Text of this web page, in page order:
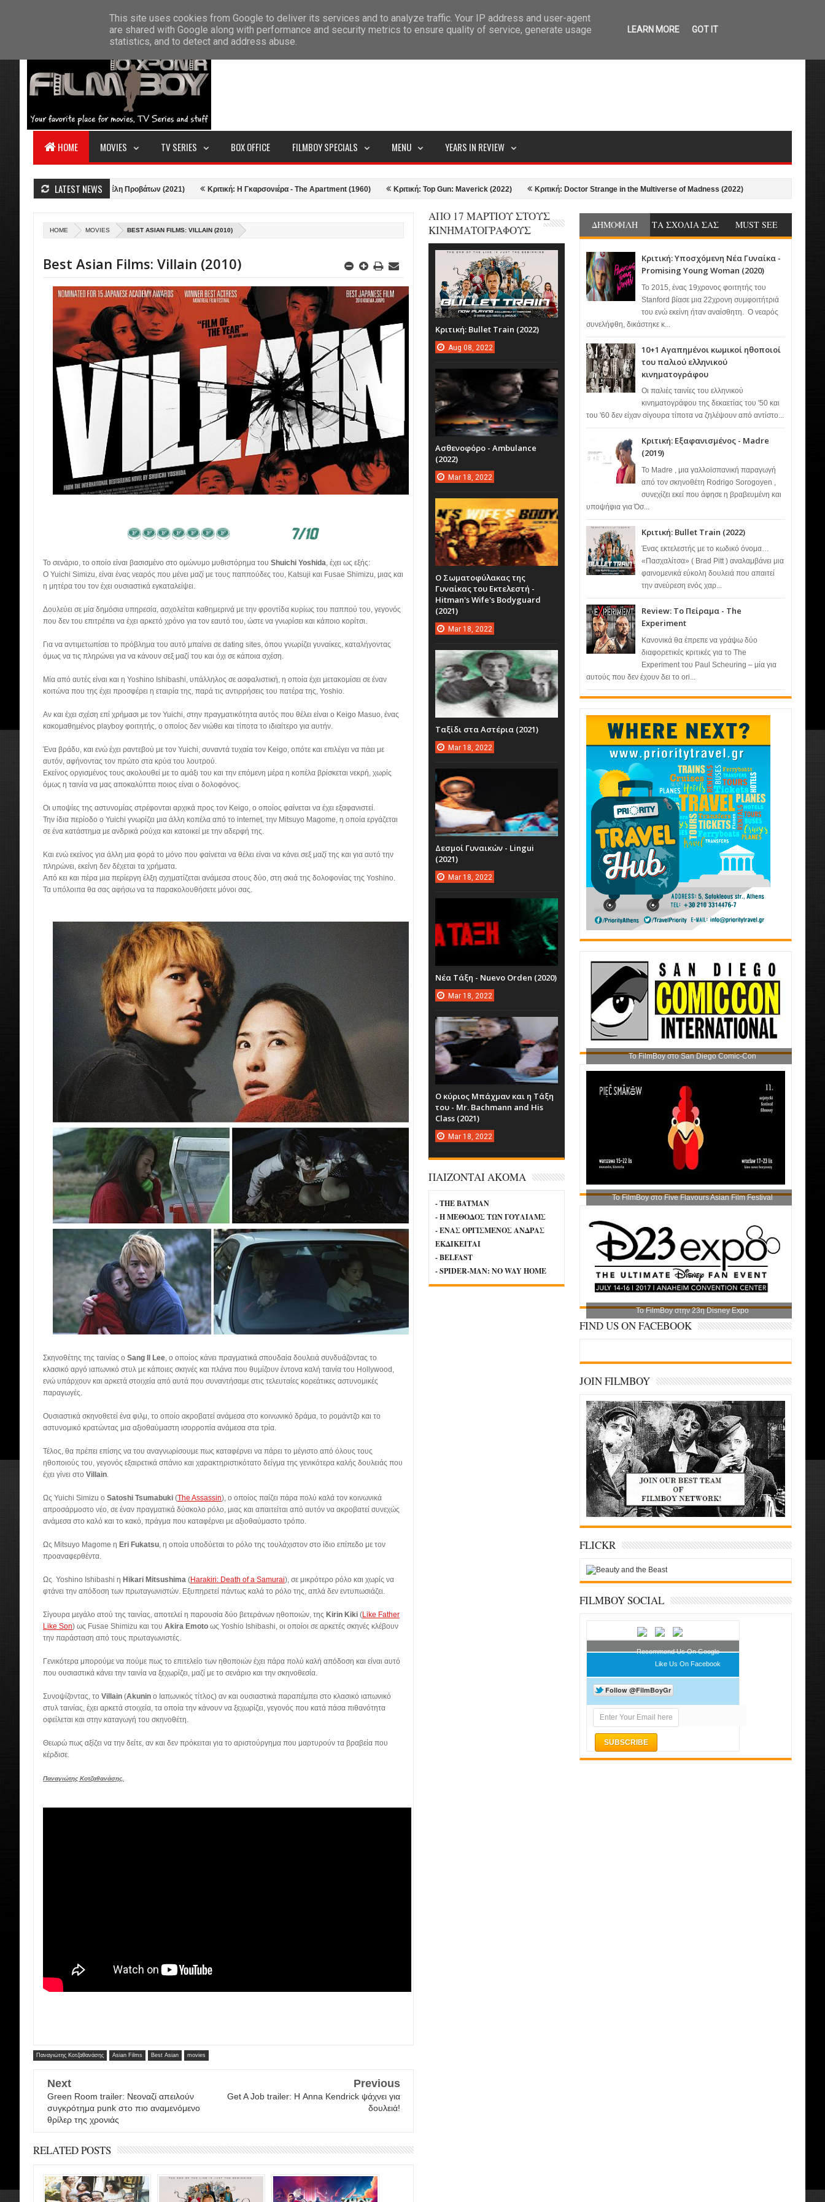
HOME ABOUT US CONTACT SITEMAP
HOME MOVIES TV SERIES BOX OFFICE FILMBOY SPECIALS MENU YEARS IN REVIEW
LATEST NEWS
Κριτική: Αγέλη Προβάτων (2021) Κριτική: Η Γκαρσονιέρα - The Apartment (1960) Κριτική: Top Gun: Maverick (2022) Κριτική: Doctor Strange in the Multiverse of Madness (2022) Κριτική: Ο Άνθρωπος απ'
HOME MOVIES BEST ASIAN FILMS: VILLAIN (2010)
Best Asian Films: Villain (2010)
To σενάριο, το οποίο είναι βασισμένο στο ομώνυμο μυθιστόρημα του Shuichi Yoshida, έχει ως εξής:
O Yuichi Simizu, είναι ένας νεαρός που μένει μαζί με τους παππούδες του, Katsuji και Fusae Shimizu, μιας και
η μητέρα του τον έχει ουσιαστικά εγκαταλείψει.
Δουλεύει σε μία δημόσια υπηρεσία, ασχολείται καθημερινά με την φροντίδα κυρίως του παππού του, γεγονός
που δεν του επιτρέπει να έχει αρκετό χρόνο για τον εαυτό του, ώστε να γνωρίσει και κάποιο κορίτσι.
Για να αντιμετωπίσει το πρόβλημα του αυτό μπαίνει σε dating sites, όπου γνωρίζει γυναίκες, καταλήγοντας
όμως να τις πληρώνει για να κάνουν σεξ μαζί του και όχι σε κάποια σχέση.
Μία από αυτές είναι και η Yoshino Ishibashi, υπάλληλος σε ασφαλιστική, η οποία έχει μετακομίσει σε έναν
κοιτώνα που της έχει προσφέρει η εταιρία της, παρά τις αντιρρήσεις του πατέρα της, Yoshio.
Αν και έχει σχέση επί χρήμασι με τον Yuichi, στην πραγματικότητα αυτός που θέλει είναι ο Keigo Masuo, ένας
κακομαθημένος playboy φοιτητής, ο οποίος δεν νιώθει και τίποτα το ιδιαίτερο για αυτήν.
Ένα βράδυ, και ενώ έχει ραντεβού με τον Yuichi, συναντά τυχαία τον Keigo, οπότε και επιλέγει να πάει με
αυτόν, αφήνοντας τον πρώτο στα κρύα του λουτρού.
Εκείνος οργισμένος τους ακολουθεί με το αμάξι του και την επόμενη μέρα η κοπέλα βρίσκεται νεκρή, χωρίς
όμως η ταινία να μας αποκαλύπτει ποιος είναι ο δολοφόνος.
Οι υποψίες της αστυνομίας στρέφονται αρχικά προς τον Keigo, ο οποίος φαίνεται να έχει εξαφανιστεί.
Την ίδια περίοδο ο Yuichi γνωρίζει μια άλλη κοπέλα από το internet, την Mitsuyo Magome, η οποία εργάζεται
σε ένα κατάστημα με ανδρικά ρούχα και κατοικεί με την αδερφή της.
Και ενώ εκείνος για άλλη μια φορά το μόνο που φαίνεται να θέλει είναι να κάνει σεξ μαζί της και για αυτό την
πληρώνει, εκείνη δεν δέχεται τα χρήματα.
Από κει και πέρα μια περίεργη έλξη σχηματίζεται ανάμεσα στους δύο, στη σκιά της δολοφονίας της Yoshino.
Τα υπόλοιπα θα σας αφήσω να τα παρακολουθήσετε μόνοι σας.
Σκηνοθέτης της ταινίας ο Sang Il Lee, ο οποίος κάνει πραγματικά σπουδαία δουλειά συνδυάζοντας το
κλασικό αργό ιαπωνικό στυλ με κάποιες σκηνές και πλάνα που θυμίζουν έντονα καλή ταινία του Hollywood,
ενώ υπάρχουν και αρκετά στοιχεία από αυτά που συναντήσαμε στις τελευταίες κορεάτικες αστυνομικές
παραγωγές.
Ουσιαστικά σκηνοθετεί ένα φιλμ, το οποίο ακροβατεί ανάμεσα στο κοινωνικό δράμα, το ρομάντζο και το
αστυνομικό κρατώντας μια αξιοθαύμαστη ισορροπία ανάμεσα στα τρία.
Τέλος, θα πρέπει επίσης να του αναγνωρίσουμε πως καταφέρνει να πάρει το μέγιστο από όλους τους
ηθοποιούς του, γεγονός εξαιρετικά σπάνιο και χαρακτηριστικότατο δείγμα της γενικότερα καλής δουλειάς που
έχει γίνει στο Villain.
Ως Yuichi Simizu ο Satoshi Tsumabuki (The Assassin), ο οποίος παίζει πάρα πολύ καλά τον κοινωνικά
απροσάρμοστο νέο, σε έναν πραγματικά δύσκολο ρόλο, μιας και απαιτείται από αυτόν να ακροβατεί συνεχώς
ανάμεσα στο καλό και το κακό, πράγμα που καταφέρνει με αξιοθαύμαστο τρόπο.
Ως Mitsuyo Magome η Eri Fukatsu, η οποία υποδύεται το ρόλο της τουλάχιστον στο ίδιο επίπεδο με τον
προαναφερθέντα.
Ως Yoshino Ishibashi η Hikari Mitsushima (Harakiri: Death of a Samurai), σε μικρότερο ρόλο και χωρίς να
φτάνει την απόδοση των πρωταγωνιστών. Εξυπηρετεί πάντως καλά το ρόλο της, απλά δεν εντυπωσιάζει.
Σίγουρα μεγάλο ατού της ταινίας, αποτελεί η παρουσία δύο βετεράνων ηθοποιών, της Kirin Kiki (Like Father
Like Son) ως Fusae Shimizu και του Akira Emoto ως Yoshio Ishibashi, οι οποίοι σε αρκετές σκηνές κλέβουν
την παράσταση από τους πρωταγωνιστές.
Γενικότερα μπορούμε να πούμε πως το επιτελείο των ηθοποιών έχει πάρα πολύ καλή απόδοση και είναι αυτό
που ουσιαστικά κάνει την ταινία να ξεχωρίζει, μαζί με το σενάριο και την σκηνοθεσία.
Συνοψίζοντας, το Villain (Akunin ο Ιαπωνικός τίτλος) αν και ουσιαστικά παραπέμπει στο κλασικό ιαπωνικό
στυλ ταινίας, έχει αρκετά στοιχεία, τα οποία την κάνουν να ξεχωρίζει, γεγονός που κατά πάσα πιθανότητα
οφείλεται και στην καταγωγή του σκηνοθέτη.
Θεωρώ πως αξίζει να την δείτε, αν και δεν πρόκειται για το αριστούργημα που μαρτυρούν τα βραβεία που
κέρδισε.
Παναγιώτης Κοτζαθανάσης.
Παναγιώτης Κοτζαθανάσης Asian Films Best Asian movies
Next
Green Room trailer: Νεοναζί απειλούν
συγκρότημα punk στο πιο αναμενόμενο
θρίλερ της χρονιάς
Previous
Get A Job trailer: Η Anna Kendrick ψάχνει για
δουλειά!
RELATED POSTS
ΔΗΜΟΦΙΛΗ ΤΑ ΣΧΟΛΙΑ ΣΑΣ MUST SEE
Κριτική: Υποσχόμενη Νέα Γυναίκα -
Promising Young Woman (2020)
Το 2015, ένας 19χρονος φοιτητής του
Stanford βίασε μια 22χρονη συμφοιτήτριά
του ενώ εκείνη ήταν αναίσθητη. Ο νεαρός
συνελήφθη, δικάστηκε κ...
10+1 Αγαπημένοι κωμικοί ηθοποιοί
του παλιού ελληνικού
κινηματογράφου
Οι παλιές ταινίες του ελληνικού
κινηματογράφου της δεκαετίας του '50 και
του '60 δεν είχαν σίγουρα τίποτα να ζηλέψουν από αντίστο...
Κριτική: Εξαφανισμένος - Madre
(2019)
Το Madre , μια γαλλοϊσπανική παραγωγή
από τον σκηνοθέτη Rodrigo Sorogoyen ,
συνεχίζει εκεί που άφησε η βραβευμένη και
υποψήφια για Όσ...
Κριτική: Bullet Train (2022)
Ένας εκτελεστής με το κωδικό όνομα…
«Πασχαλίτσα» ( Brad Pitt ) αναλαμβάνει μια
φαινομενικά εύκολη δουλειά που απαιτεί
την ανεύρεση ενός χαρ...
Review: Το Πείραμα - The
Experiment
Κανονικά θα έπρεπε να γράψω δύο
διαφορετικές κριτικές για το The
Experiment του Paul Scheuring – μία για
αυτούς που δεν έχουν δει το ori...
Το FilmBoy στο San Diego Comic-Con
Το FilmBoy στο Five Flavours Asian Film Festival
Το FilmBoy στην 23η Disney Expo
FIND US ON FACEBOOK
JOIN FILMBOY
FLICKR
FILMBOY SOCIAL
Recommend Us On Google
Like Us On Facebook
ΑΠΟ 17 ΜΑΡΤΙΟΥ ΣΤΟΥΣ
ΚΙΝΗΜΑΤΟΓΡΑΦΟΥΣ
Κριτική: Bullet Train (2022)
Aug 08, 2022
Ασθενοφόρο - Ambulance
(2022)
Mar 18, 2022
Ο Σωματοφύλακας της
Γυναίκας του Εκτελεστή -
Hitman's Wife's Bodyguard
(2021)
Mar 18, 2022
Ταξίδι στα Αστέρια (2021)
Mar 18, 2022
Δεσμοί Γυναικών - Lingui
(2021)
Mar 18, 2022
Νέα Τάξη - Nuevo Orden (2020)
Mar 18, 2022
Ο κύριος Μπάχμαν και η Τάξη
του - Mr. Bachmann and His
Class (2021)
Mar 18, 2022
ΠΑΙΖΟΝΤΑΙ ΑΚΟΜΑ
- THE BATMAN
- Η ΜΕΘΟΔΟΣ ΤΩΝ ΓΟΥΛΙΑΜΣ
- ΕΝΑΣ ΟΡΓΙΣΜΕΝΟΣ ΑΝΔΡΑΣ
ΕΚΔΙΚΕΙΤΑΙ
- BELFAST
- SPIDER-MAN: NO WAY HOME
This site uses cookies from Google to deliver its services and to analyze traffic. Your IP address and user-agent
are shared with Google along with performance and security metrics to ensure quality of service, generate usage
statistics, and to detect and address abuse.
LEARN MORE GOT IT